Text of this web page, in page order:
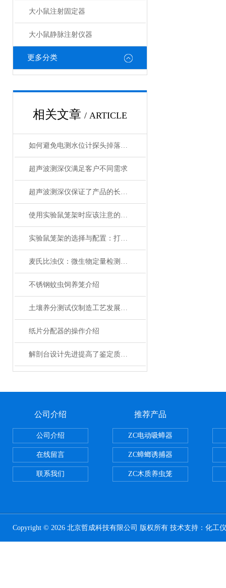
大小鼠注射固定器
大小鼠静脉注射仪器
更多分类
相关文章 / ARTICLE
如何避免电测水位计探头掉落的风险
超声波测深仪满足客户不同需求
超声波测深仪保证了产品的长期可靠性
使用实验鼠笼架时应该注意的几个要点
实验鼠笼架的选择与配置：打造理想的实验环境
麦氏比浊仪：微生物定量检测的标准化光学工具
不锈钢蚊虫饲养笼介绍
土壤养分测试仪制造工艺发展面向多元化
纸片分配器的操作介绍
解剖台设计先进提高了鉴定质量和检验水平
公司介绍
公司介绍
在线留言
联系我们
推荐产品
ZC电动吸蟑器
ZC蟑螂诱捕器
ZC木质养虫笼
Copyright © 2026 北京哲成科技有限公司 版权所有 技术支持： 化工